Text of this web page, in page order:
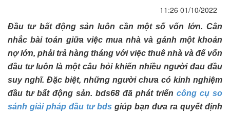
11:26 01/10/2022
Đầu tư bất động sản luôn cần một số vốn lớn. Cân
nhắc bài toán giữa việc mua nhà và gánh một khoản
nợ lớn, phải trả hàng tháng với việc thuê nhà và để vốn
đầu tư luôn là một câu hỏi khiến nhiều người đau đầu
suy nghĩ. Đặc biệt, những người chưa có kinh nghiệm
đầu tư bất động sản. bds68 đã phát triển công cụ so
sánh giải pháp đầu tư bds giúp bạn đưa ra quyết định